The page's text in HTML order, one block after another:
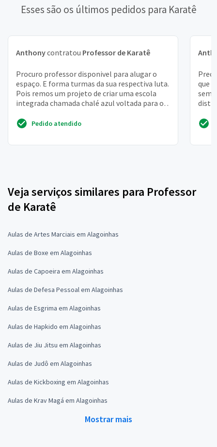
Esses são os últimos pedidos para Karatê
Anthonycontratou Professor de Karatê
Procuro professor disponivel para alugar o
espaço. E forma turmas da sua respectiva luta.
Pois remos um projeto de criar uma escola
integrada chamada chalé azul voltada para o
Pedido atendido
que
Veja serviços similares para Professor
de Karatê
Aulas de Artes Marciais em Alagoinhas
Aulas de Boxe em Alagoinhas
Aulas de Capoeira em Alagoinhas
Aulas de Defesa Pessoal em Alagoinhas
Aulas de Esgrima em Alagoinhas
Aulas de Hapkido em Alagoinhas
Aulas de Jiu Jitsu em Alagoinhas
Aulas de Judô em Alagoinhas
Aulas de Kickboxing em Alagoinhas
Aulas de Krav Magá em Alagoinhas
Mostrar mais